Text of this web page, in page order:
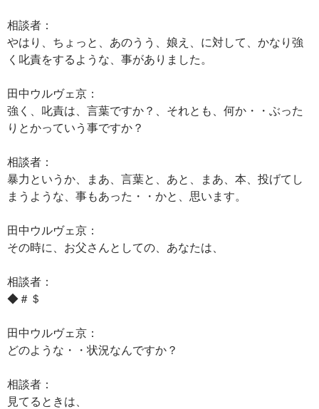
相談者：
やはり、ちょっと、あのうう、娘え、に対して、かなり強
く叱責をするような、事がありました。
田中ウルヴェ京：
強く、叱責は、言葉ですか？、それとも、何か・・ぶった
りとかっていう事ですか？
相談者：
暴力というか、まあ、言葉と、あと、まあ、本、投げてし
まうような、事もあった・・かと、思います。
田中ウルヴェ京：
その時に、お父さんとしての、あなたは、
相談者：
◆＃＄
田中ウルヴェ京：
どのような・・状況なんですか？
相談者：
見てるときは、